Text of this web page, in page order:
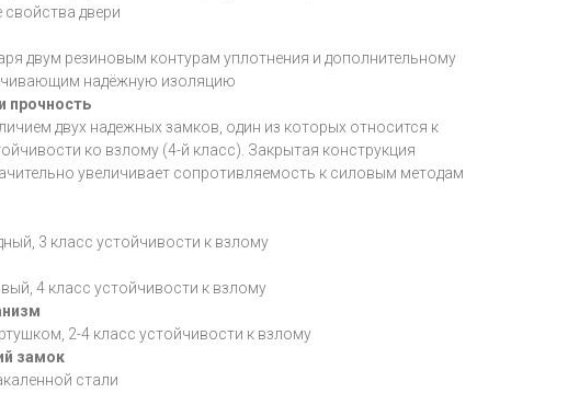
двери
двум резиновым контурам уплотнения и дополнительному
надёжную изоляцию
прочность
двух надежных замков, один из которых относится к
ко взлому (4-й класс). Закрытая конструкция
увеличивает сопротивляемость к силовым методам
3 класс устойчивости к взлому
4 класс устойчивости к взлому
2-4 класс устойчивости к взлому
замок
стали